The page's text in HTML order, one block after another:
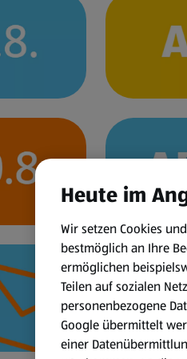
Heute im
Wir setzen Cookies
bestmöglich an Ihre
ermöglichen
Teilen auf sozialen
personenbezogene
Google übermittelt
einer